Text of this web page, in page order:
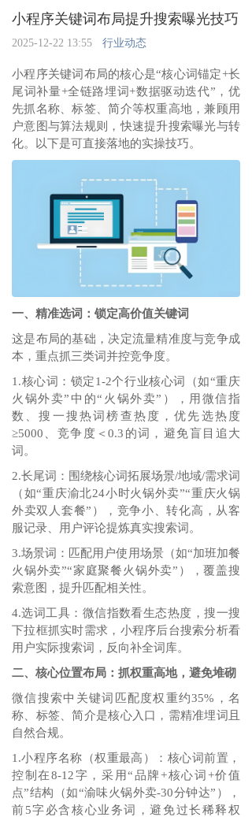
小程序关键词布局提升搜索曝光技巧
2025-12-22 13:55 行业动态
小程序关键词布局的核心是“核心词锚定+长
尾词补量+全链路埋词+数据驱动迭代”，优
先抓名称、标签、简介等权重高地，兼顾用
户意图与算法规则，快速提升搜索曝光与转
化。以下是可直接落地的实操技巧。
一、精准选词：锁定高价值关键词
这是布局的基础，决定流量精准度与竞争成
本，重点抓三类词并控竞争度。
1.核心词：锁定1-2个行业核心词（如“重庆
火锅外卖”中的“火锅外卖”），用微信指
数、搜一搜热词榜查热度，优先选热度
≥5000、竞争度＜0.3的词，避免盲目追大
词。
2.长尾词：围绕核心词拓展场景/地域/需求词
（如“重庆渝北24小时火锅外卖”“重庆火锅
外卖双人套餐”），竞争小、转化高，从客
服记录、用户评论提炼真实搜索词。
3.场景词：匹配用户使用场景（如“加班加餐
火锅外卖”“家庭聚餐火锅外卖”），覆盖搜
索意图，提升匹配相关性。
4.选词工具：微信指数看生态热度，搜一搜
下拉框抓实时需求，小程序后台搜索分析看
用户实际搜索词，反向补全词库。
二、核心位置布局：抓权重高地，避免堆砌
微信搜索中关键词匹配度权重约35%，名
称、标签、简介是核心入口，需精准埋词且
自然合规。
1.小程序名称（权重最高）：核心词前置，
控制在8-12字，采用“品牌+核心词+价值
点”结构（如“渝味火锅外卖-30分钟达”），
前5字必含核心业务词，避免过长稀释权